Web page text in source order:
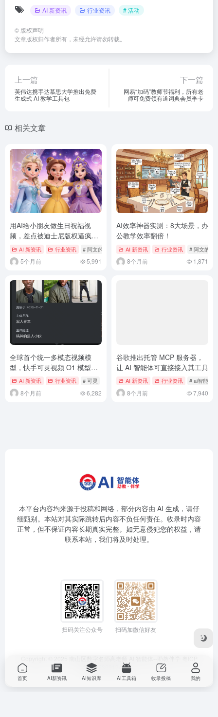
AI 新资讯 行业资讯 # 活动
© 版权声明
文章版权归作者所有，未经允许请勿转载。
上一篇
英伟达携手达慕思大学推出免费
生成式 AI 教学工具包
下一篇
网易“加码”教师节福利，所有老
师可免费领有道词典会员季卡
相关文章
用AI给小朋友做生日祝福视
频，差点被迪士尼版权逼疯，
最后这招绝了
AI 新资讯 行业资讯 # 阿文的AI与教学日记
5个月前 5,991
AI效率神器实测：8大场景，办
公教学效率翻倍！
AI 新资讯 行业资讯 # 阿文的AI
8个月前 1,871
全球首个统一多模态视频模
型，快手可灵视频 O1 模型全
量上线
AI 新资讯 行业资讯 # 可灵 # 可灵O1 # 快手
8个月前 6,282
谷歌推出托管 MCP 服务器，
让 AI 智能体可直接接入其工具
AI 新资讯 行业资讯 # ai智能体
8个月前 7,940
本平台内容均来源于投稿和网络，部分内容由 AI 生成，请仔
细甄别。本站对其实际跳转后内容不负任何责任。收录时内容
正常，但不保证内容长期真实完整。如无意侵犯您的权益，请
联系本站，我们将及时处理。
扫码关注公众号 扫码加微信好友
备2025399194号-1
首页 AI新资讯 AI知识库 AI工具箱 收录投稿 我的